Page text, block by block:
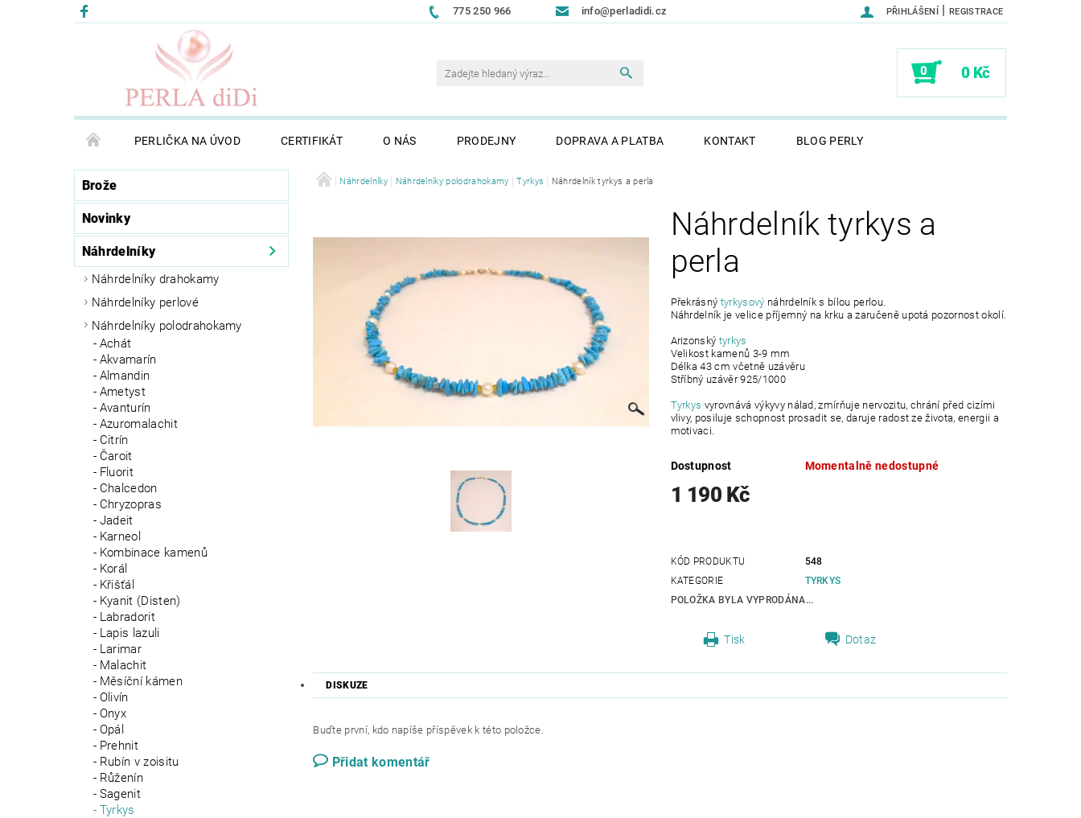
775 250 966 info@perladidi.cz PŘIHLÁŠENÍ | REGISTRACE
0 0 Kč
PERLIČKA NA ÚVOD CERTIFIKÁT O NÁS PRODEJNY DOPRAVA A PLATBA KONTAKT BLOG PERLY
Brože
Náhrdelníky
Náhrdelníky drahokamy
Náhrdelníky perlové
Náhrdelníky polodrahokamy
Achát
Akvamarín
Almandin
Ametyst
Avanturín
Azuromalachit
Citrín
Čaroit
Fluorit
Chalcedon
Chryzopras
Jadeit
Karneol
Kombinace kamenů
Korál
Křišťál
Kyanit (Disten)
Labradorit
Lapis lazuli
Larimar
Malachit
Měsíční kámen
Olivín
Onyx
Opál
Prehnit
Rubín v zoisitu
Růženín
Sagenit
Tyrkys
Novinky
Náhrdelníky Náhrdelníky polodrahokamy Tyrkys Náhrdelník tyrkys a perla
Náhrdelník tyrkys a
perla
Překrásný tyrkysový náhrdelník s bílou perlou.
Náhrdelník je velice příjemný na krku a zaručeně upotá pozornost okolí.
Arizonský tyrkys
Velikost kamenů 3-9 mm
Délka 43 cm včetně uzávěru
Stříbný uzávěr 925/1000
Tyrkys vyrovnává výkyvy nálad, zmírňuje nervozitu, chrání před cizími
vlivy, posiluje schopnost prosadit se, daruje radost ze života, energii a
motivaci.
Dostupnost Momentalně nedostupné
1 190 Kč
KÓD PRODUKTU
548
KATEGORIE
TYRKYS
POLOŽKA BYLA VYPRODÁNA...
Tisk Dotaz
DISKUZE
Buďte první, kdo napíše příspěvek k této položce.
Přidat komentář